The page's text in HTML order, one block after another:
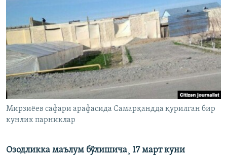
Мирзиëев сафари арафасида Самарқандда қурилган бир
кунлик парниклар
Озодликка маълум бўлишича¸ 17 март куни